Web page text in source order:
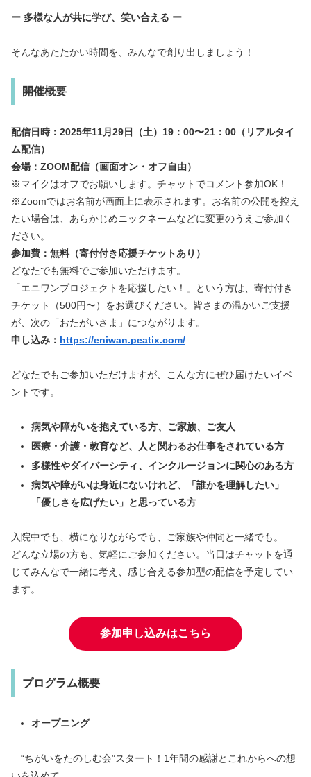
ー 多様な人が共に学び、笑い合える ー
そんなあたたかい時間を、みんなで創り出しましょう！
開催概要
配信日時：2025年11月29日（土）19：00〜21：00（リアルタイ
ム配信）
会場：ZOOM配信（画面オン・オフ自由）
※マイクはオフでお願いします。チャットでコメント参加OK！
※Zoomではお名前が画面上に表示されます。お名前の公開を控え
たい場合は、あらかじめニックネームなどに変更のうえご参加く
ださい。
参加費：無料（寄付付き応援チケットあり）
どなたでも無料でご参加いただけます。
「エニワンプロジェクトを応援したい！」という方は、寄付付き
チケット（500円〜）をお選びください。皆さまの温かいご支援
が、次の「おたがいさま」につながります。
申し込み： https://eniwan.peatix.com/
どなたでもご参加いただけますが、こんな方にぜひ届けたいイベ
ントです。
病気や障がいを抱えている方、ご家族、ご友人
医療・介護・教育など、人と関わるお仕事をされている方
多様性やダイバーシティ、インクルージョンに関心のある方
病気や障がいは身近にないけれど、「誰かを理解したい」
「優しさを広げたい」と思っている方
入院中でも、横になりながらでも、ご家族や仲間と一緒でも。
どんな立場の方も、気軽にご参加ください。当日はチャットを通
じてみんなで一緒に考え、感じ合える参加型の配信を予定してい
ます。
参加申し込みはこちら
プログラム概要
オープニング
“ちがいをたのしむ会”スタート！1年間の感謝とこれからへの想